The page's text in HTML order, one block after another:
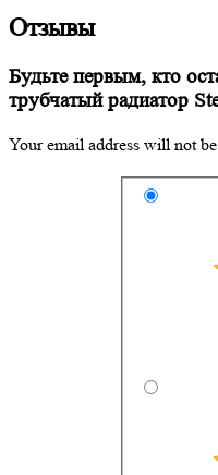
Отзывы
Будьте первым, кто
трубчатый радиатор
Your email address will not